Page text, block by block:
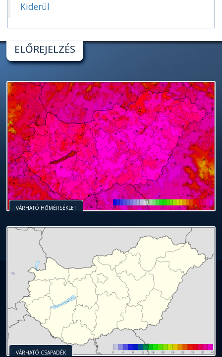
Kiderül
ELŐREJELZÉS
VÁRHATÓ HŐMÉRSÉKLET
VÁRHATÓ CSAPADÉK